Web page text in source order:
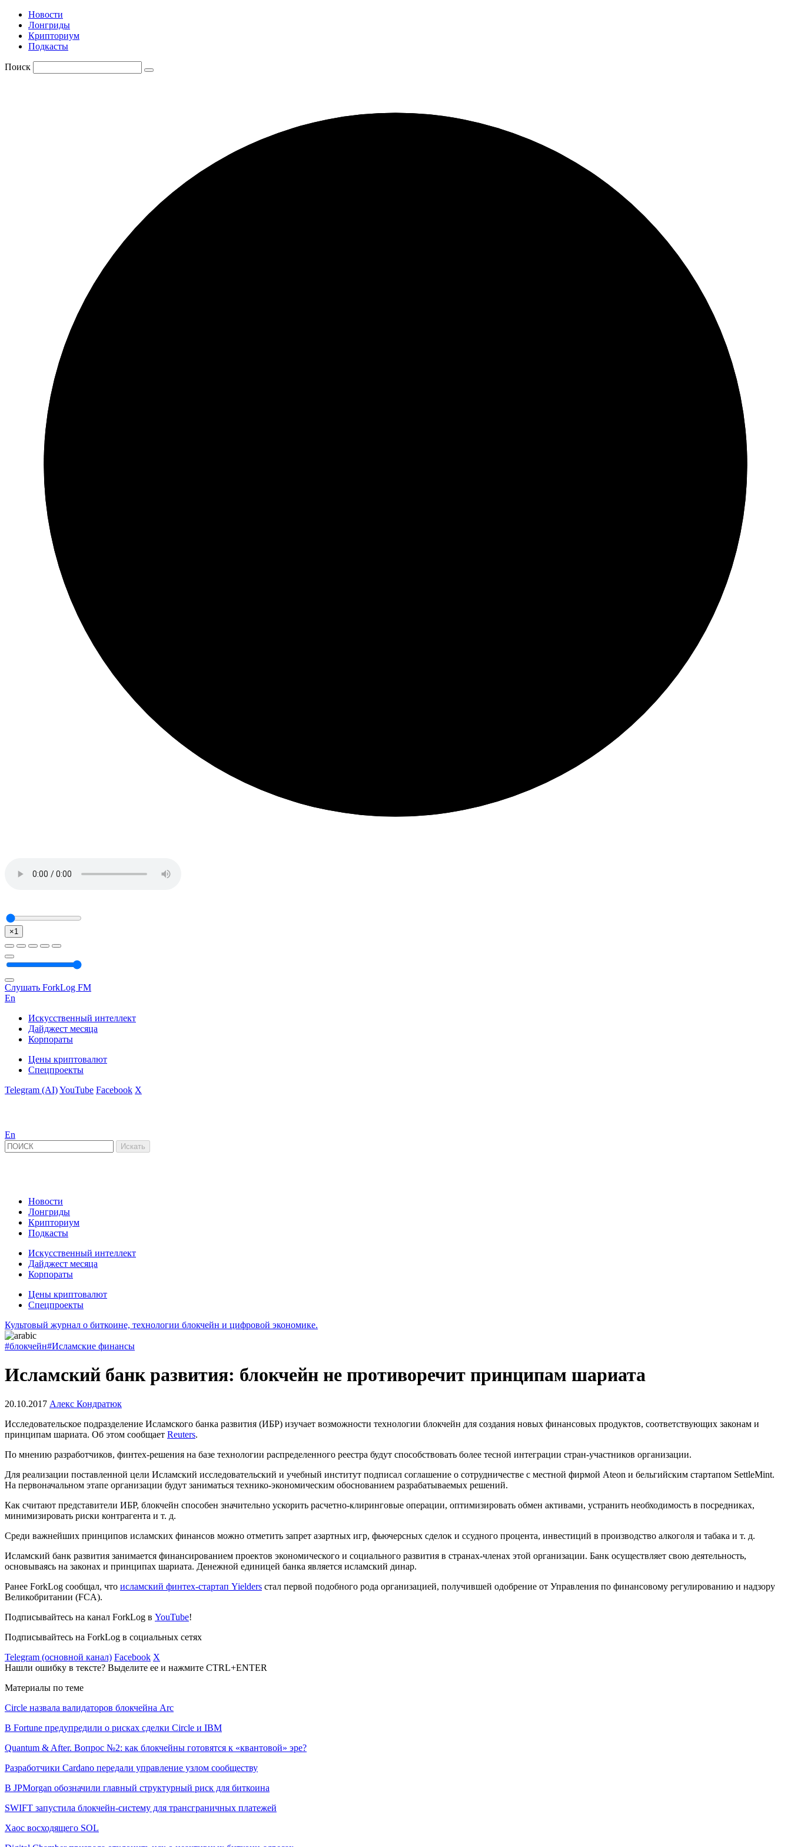
Новости
Лонгриды
Крипториум
Подкасты
Поиск
×1
Слушать ForkLog FM
En
Искусственный интеллект
Дайджест месяца
Корпораты
Цены криптовалют
Спецпроекты
Telegram (AI)YouTube Facebook X
En
Новости
Лонгриды
Крипториум
Подкасты
Искусственный интеллект
Дайджест месяца
Корпораты
Цены криптовалют
Спецпроекты
Культовый журнал о биткоине, технологии блокчейн и цифровой экономике.
#блокчейн#Исламские финансы
Исламский банк развития: блокчейн не противоречит принципам шариата
20.10.2017 Алекс Кондратюк
Исследовательское подразделение Исламского банка развития (ИБР) изучает возможности технологии блокчейн для создания новых финансовых продуктов, соответствующих законам и
принципам шариата. Об этом сообщает Reuters.
По мнению разработчиков, финтех-решения на базе технологии распределенного реестра будут способствовать более тесной интеграции стран-участников организации.
Для реализации поставленной цели Исламский исследовательский и учебный институт подписал соглашение о сотрудничестве с местной фирмой Ateon и бельгийским стартапом SettleMint.
На первоначальном этапе организации будут заниматься технико-экономическим обоснованием разрабатываемых решений.
Как считают представители ИБР, блокчейн способен значительно ускорить расчетно-клиринговые операции, оптимизировать обмен активами, устранить необходимость в посредниках,
минимизировать риски контрагента и т. д.
Среди важнейших принципов исламских финансов можно отметить запрет азартных игр, фьючерсных сделок и ссудного процента, инвестиций в производство алкоголя и табака и т. д.
Исламский банк развития занимается финансированием проектов экономического и социального развития в странах-членах этой организации. Банк осуществляет свою деятельность,
основываясь на законах и принципах шариата. Денежной единицей банка является исламский динар.
Ранее ForkLog сообщал, что исламский финтех-стартап Yielders стал первой подобного рода организацией, получившей одобрение от Управления по финансовому регулированию и надзору
Великобритании (FCA).
Подписывайтесь на канал ForkLog в YouTube!
Подписывайтесь на ForkLog в социальных сетях
Telegram (основной канал) Facebook X
Нашли ошибку в тексте? Выделите ее и нажмите CTRL+ENTER
Материалы по теме
Circle назвала валидаторов блокчейна Arc
В Fortune предупредили о рисках сделки Circle и IBM
Quantum & After. Вопрос №2: как блокчейны готовятся к «квантовой» эре?
Разработчики Cardano передали управление узлом сообществу
В JPMorgan обозначили главный структурный риск для биткоина
SWIFT запустила блокчейн-систему для трансграничных платежей
Хаос восходящего SOL